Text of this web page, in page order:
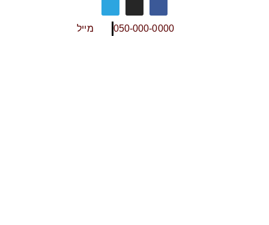
050-000-0000 מייל